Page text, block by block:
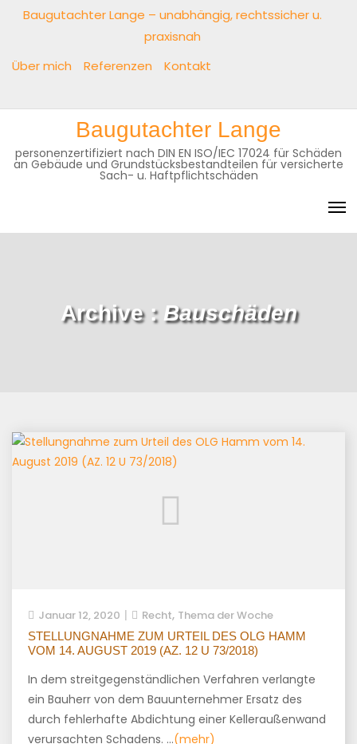
Baugutachter Lange – unabhängig, rechtssicher u.
praxisnah
Über mich
Referenzen Kontakt
Baugutachter
Lange
–
unabhängig,
praxisnah
Über
mich
Referenzen
Kontakt
Baugutachter Lange
personenzertifiziert nach DIN EN ISO/IEC 17024 für Schäden
an Gebäude und Grundstücksbestandteilen für versicherte
Sach- u. Haftpflichtschäden
Archive : Bauschäden
Januar 12, 2020 Recht, Thema der Woche
STELLUNGNAHME ZUM URTEIL DES OLG HAMM
VOM 14. AUGUST 2019 (AZ. 12 U 73/2018)
In dem streitgegenständlichen Verfahren verlangte
ein Bauherr von dem Bauunternehmer Ersatz des
durch fehlerhafte Abdichtung einer Kelleraußenwand
verursachten Schadens. …(mehr)